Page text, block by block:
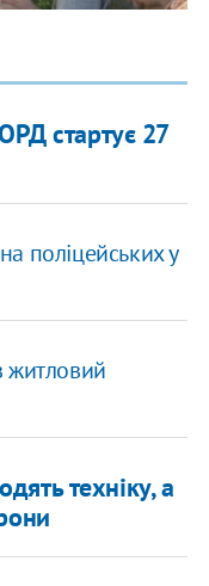
стартує 27
поліцейських у
житловий
техніку, а